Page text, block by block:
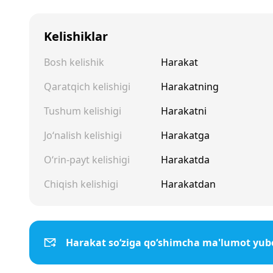
Kelishiklar
Bosh kelishik
Harakat
Qaratqich kelishigi
Harakatning
Tushum kelishigi
Harakatni
Jo‘nalish kelishigi
Harakatga
O‘rin-payt kelishigi
Harakatda
Chiqish kelishigi
Harakatdan
Harakat so‘ziga qo‘shimcha ma'lumot